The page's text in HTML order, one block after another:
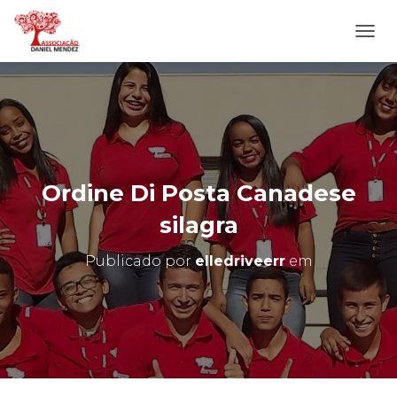
L
T
E
R
N
A
N
A
E
G
O
Ordine Di Posta Canadese
silagra
Publicado por elledriveerrem